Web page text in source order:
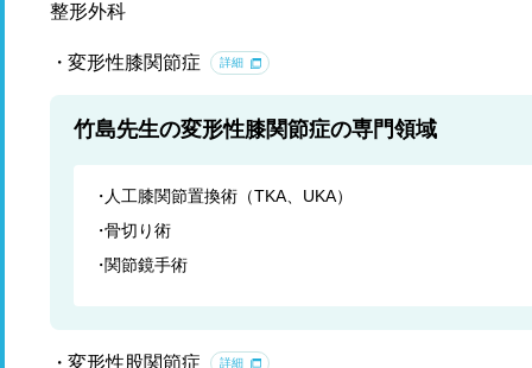
整形外科
変形性膝関節症 詳細
竹島先生の変形性膝関節症の専門領域
人工膝関節置換術（TKA、UKA）
骨切り術
関節鏡手術
変形性股関節症 詳細